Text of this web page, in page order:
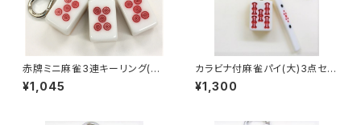
赤牌ミニ麻雀3連キーリング(赤
ウーピン アンコ）
¥1,045
カラビナ付麻雀パイ(大)3点セッ
ト キーホルダー 【赤ウーソ
ー】
¥1,300